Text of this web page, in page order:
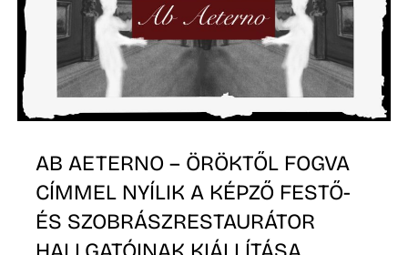
AB AETERNO – ÖRÖKTŐL FOGVA
CÍMMEL NYÍLIK A KÉPZŐ FESTŐ-
ÉS SZOBRÁSZRESTAURÁTOR